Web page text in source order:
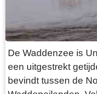
rouwborden aan de
licht en de kachel.
terp loop je weer
van gele klinkers.
kom je gewoon
Het is moeilijk voor
terp ooit door
De Waddenzee is
een uitgestrekt
bevindt tussen de